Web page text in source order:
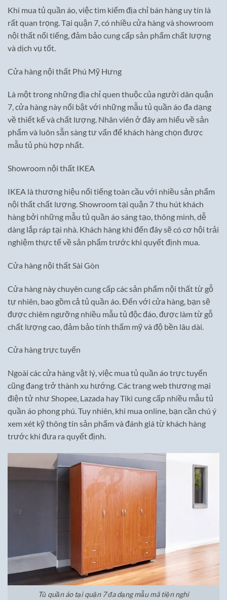
Khi mua tủ quần áo, việc tìm kiếm địa chỉ bán hàng uy tín là
rất quan trọng. Tại quận 7, có nhiều cửa hàng và showroom
nội thất nổi tiếng, đảm bảo cung cấp sản phẩm chất lượng
và dịch vụ tốt.
Cửa hàng nội thất Phú Mỹ Hưng
Là một trong những địa chỉ quen thuộc của người dân quận
7, cửa hàng này nổi bật với những mẫu tủ quần áo đa dạng
về thiết kế và chất lượng. Nhân viên ở đây am hiểu về sản
phẩm và luôn sẵn sàng tư vấn để khách hàng chọn được
mẫu tủ phù hợp nhất.
Showroom nội thất IKEA
IKEA là thương hiệu nổi tiếng toàn cầu với nhiều sản phẩm
nội thất chất lượng. Showroom tại quận 7 thu hút khách
hàng bởi những mẫu tủ quần áo sáng tạo, thông minh, dễ
dàng lắp ráp tại nhà. Khách hàng khi đến đây sẽ có cơ hội trải
nghiệm thực tế về sản phẩm trước khi quyết định mua.
Cửa hàng nội thất Sài Gòn
Cửa hàng này chuyên cung cấp các sản phẩm nội thất từ gỗ
tự nhiên, bao gồm cả tủ quần áo. Đến với cửa hàng, bạn sẽ
được chiêm ngưỡng nhiều mẫu tủ độc đáo, được làm từ gỗ
chất lượng cao, đảm bảo tính thẩm mỹ và độ bền lâu dài.
Cửa hàng trực tuyến
Ngoài các cửa hàng vật lý, việc mua tủ quần áo trực tuyến
cũng đang trở thành xu hướng. Các trang web thương mại
điện tử như Shopee, Lazada hay Tiki cung cấp nhiều mẫu tủ
quần áo phong phú. Tuy nhiên, khi mua online, bạn cần chú ý
xem xét kỹ thông tin sản phẩm và đánh giá từ khách hàng
trước khi đưa ra quyết định.
Tủ quần áo tại quận 7 đa dạng mẫu mã tiện nghi